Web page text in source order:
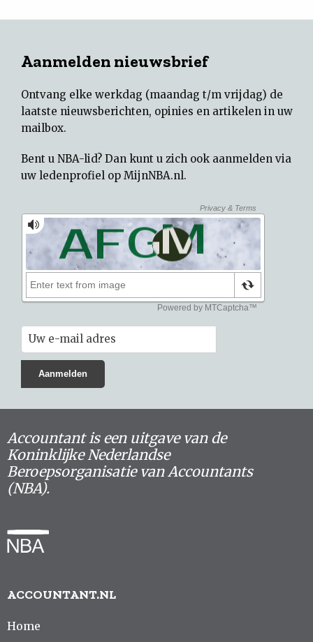
Aanmelden nieuwsbrief
Ontvang elke werkdag (maandag t/m vrijdag) de
laatste nieuwsberichten, opinies en artikelen in uw
mailbox.
Bent u NBA-lid? Dan kunt u zich ook aanmelden via
uw ledenprofiel op MijnNBA.nl.
Accountant is een uitgave van de
Koninklijke Nederlandse
Beroepsorganisatie van Accountants
(NBA).
ACCOUNTANT.NL
Home